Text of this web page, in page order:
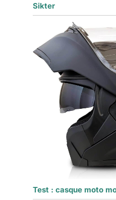
Sikter
Test : casque moto